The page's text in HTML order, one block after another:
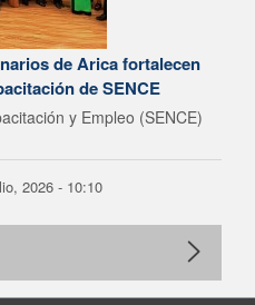
de Arica fortalecen
de SENCE
y Empleo (SENCE)
2026 - 10:10